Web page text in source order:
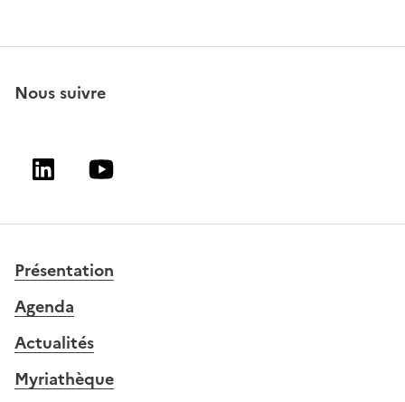
Nous suivre
LinkedinYoutube
Présentation
Agenda
Actualités
Myriathèque